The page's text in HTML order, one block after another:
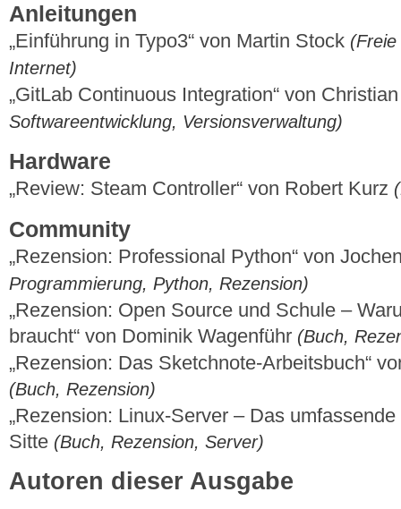
Anleitungen
„Einführung in Typo3“ von Martin Stock
Internet)
„GitLab Continuous Integration“ von
Softwareentwicklung, Versionsverwaltung)
Hardware
„Review: Steam Controller“ von Robert Kurz
Community
„Rezension: Professional Python“ von
Programmierung, Python, Rezension)
„Rezension: Open Source und Schule –
braucht“ von Dominik Wagenführ (Buch,
„Rezension: Das Sketchnote-Arbeitsbuch“
(Buch, Rezension)
„Rezension: Linux-Server – Das
Sitte (Buch, Rezension, Server)
Autoren dieser Ausgabe